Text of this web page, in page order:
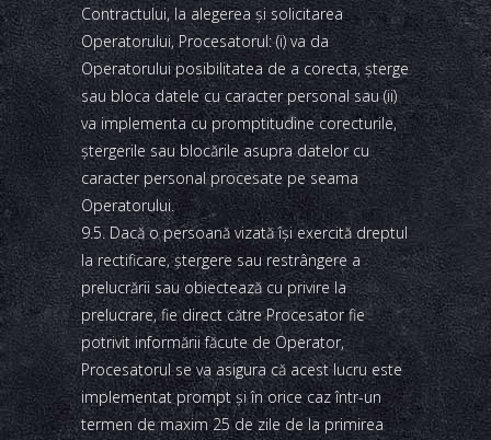
Contractului, la alegerea şi solicitarea
Operatorului, Procesatorul: (i) va da
Operatorului posibilitatea de a corecta, şterge
sau bloca datele cu caracter personal sau (ii)
va implementa cu promptitudine corecturile,
ştergerile sau blocările asupra datelor cu
caracter personal procesate pe seama
Operatorului.
9.5. Dacă o persoană vizată îşi exercită dreptul
la rectificare, ştergere sau restrângere a
prelucrării sau obiectează cu privire la
prelucrare, fie direct către Procesator fie
potrivit informării făcute de Operator,
Procesatorul se va asigura că acest lucru este
implementat prompt şi în orice caz într-un
termen de maxim 25 de zile de la primirea